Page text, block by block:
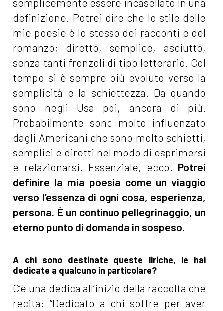
semplicemente essere incasellato in una
definizione. Potrei dire che lo stile delle
mie poesie è lo stesso dei racconti e del
romanzo; diretto, semplice, asciutto,
senza tanti fronzoli di tipo letterario. Col
tempo si è sempre più evoluto verso la
semplicità e la schiettezza. Da quando
sono negli Usa poi, ancora di più.
Probabilmente sono molto influenzato
dagli Americani che sono molto schietti,
semplici e diretti nel modo di esprimersi
e relazionarsi. Essenziale, ecco. Potrei
definire la mia poesia come un viaggio
verso l’essenza di ogni cosa, esperienza,
persona. È un continuo pellegrinaggio, un
eterno punto di domanda in sospeso.
A chi sono destinate queste liriche, le hai
dedicate a qualcuno in particolare?
C’è una dedica all’inizio della raccolta che
recita: “Dedicato a chi soffre per aver